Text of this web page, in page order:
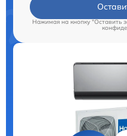
Нажимая на кнопку "Оставить